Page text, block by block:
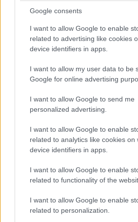
Google consents
I want to allow Google to enable
related to advertising like cookies
device identifiers in apps.
I want to allow my user data to be
Google for online advertising
I want to allow Google to send me
personalized advertising.
I want to allow Google to enable
related to analytics like cookies on
device identifiers in apps.
I want to allow Google to enable
related to functionality of the
I want to allow Google to enable
related to personalization.
Απαντήστε
+1 24·08·2019 21:48
Απαντήστε
Από παντού κατηγορίες και
Μπολσοναρου τι κάνει ; κατηγορεί
οργανωσεις οτι αυτοι βαζουν τις
εκθεσουν . Και βεβαίως μια από τα
Βραζιλίας .